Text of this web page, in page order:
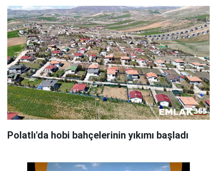
Polatlı'da hobi bahçelerinin yıkımı başladı